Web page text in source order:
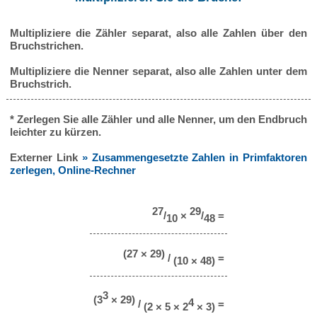
Multipliziere die Zähler separat, also alle Zahlen über den
Bruchstrichen.
Multipliziere die Nenner separat, also alle Zahlen unter dem
Bruchstrich.
* Zerlegen Sie alle Zähler und alle Nenner, um den Endbruch
leichter zu kürzen.
Externer Link » Zusammengesetzte Zahlen in Primfaktoren
zerlegen, Online-Rechner
27/10× 29/48=
(27 × 29)/ (10 × 48)=
(33× 29)/ (2 × 5 × 24× 3)=